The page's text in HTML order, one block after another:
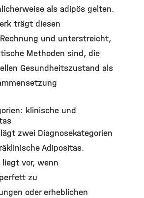
als adipös gelten.
trägt diesen
und unterstreicht,
Methoden sind, die
Gesundheitszustand als
klinische und
zwei Diagnosekategorien
Adipositas.
vor, wenn
zu
oder erheblichen